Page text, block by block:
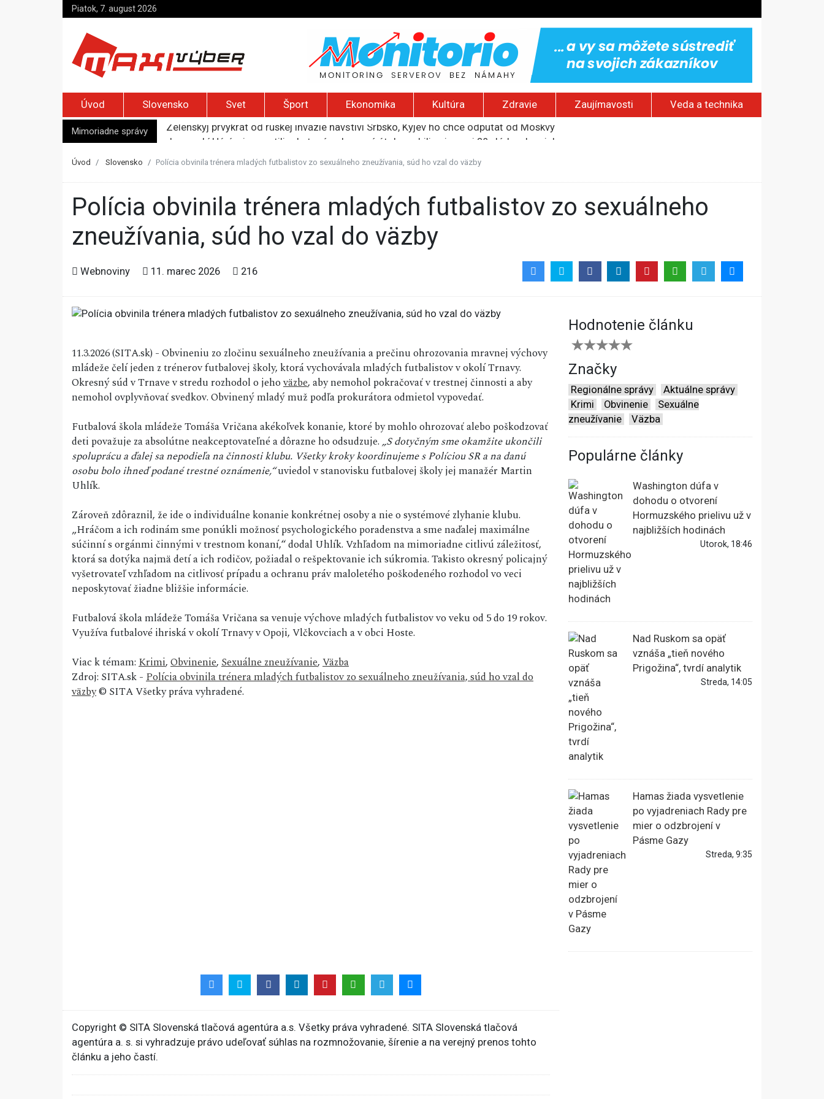
Piatok, 7. august 2026
Úvod Slovensko Svet Šport Ekonomika Kultúra Zdravie Zaujímavosti Veda a technika
Mimoriadne správy
Jemenskí Húsíovia spustili raketové a dronové útoky, zabili najmenej 38 vládnych vojakov
Irán pohrozil susedom, že „zhasne celý Perzský záliv“, pripravil zoznam cieľov
Úvod Slovensko Polícia obvinila trénera mladých futbalistov zo sexuálneho zneužívania, súd ho vzal do väzby
Polícia obvinila trénera mladých futbalistov zo sexuálneho
zneužívania, súd ho vzal do väzby
Webnoviny 11. marec 2026 216
11.3.2026 (SITA.sk) - Obvineniu zo zločinu sexuálneho zneužívania a prečinu ohrozovania mravnej výchovy
mládeže čelí jeden z trénerov futbalovej školy, ktorá vychovávala mladých futbalistov v okolí Trnavy.
Okresný súd v Trnave v stredu rozhodol o jehoväzbe, aby nemohol pokračovať v trestnej činnosti a aby
nemohol ovplyvňovať svedkov. Obvinený mladý muž podľa prokurátora odmietol vypovedať.
Futbalová škola mládeže Tomáša Vričana akékoľvek konanie, ktoré by mohlo ohrozovať alebo poškodzovať
deti považuje za absolútne neakceptovateľné a dôrazne ho odsudzuje.„S dotyčným sme okamžite ukončili
spoluprácu a ďalej sa nepodieľa na činnosti klubu. Všetky kroky koordinujeme s Políciou SR a na danú
osobu bolo ihneď podané trestné oznámenie,“uviedol v stanovisku futbalovej školy jej manažér Martin
Uhlík.
Zároveň zdôraznil, že ide o individuálne konanie konkrétnej osoby a nie o systémové zlyhanie klubu.
„Hráčom a ich rodinám sme ponúkli možnosť psychologického poradenstva a sme naďalej maximálne
súčinní s orgánmi činnými v trestnom konaní,“ dodal Uhlík. Vzhľadom na mimoriadne citlivú záležitosť,
ktorá sa dotýka najmä detí a ich rodičov, požiadal o rešpektovanie ich súkromia. Takisto okresný policajný
vyšetrovateľ vzhľadom na citlivosť prípadu a ochranu práv maloletého poškodeného rozhodol vo veci
neposkytovať žiadne bližšie informácie.
Futbalová škola mládeže Tomáša Vričana sa venuje výchove mladých futbalistov vo veku od 5 do 19 rokov.
Využíva futbalové ihriská v okolí Trnavy v Opoji, Vlčkovciach a v obci Hoste.
Viac k témam:Krimi,Obvinenie,Sexuálne zneužívanie,Väzba
Zdroj: SITA.sk -Polícia obvinila trénera mladých futbalistov zo sexuálneho zneužívania, súd ho vzal do
väzby© SITA Všetky práva vyhradené.
Hodnotenie článku
Značky
Regionálne správy
Aktuálne správy
Krimi
Obvinenie
Sexuálne
zneužívanie
Väzba
Populárne články
Washington dúfa v
dohodu o otvorení
Hormuzského prielivu už v
najbližších hodinách
Utorok, 18:46
Nad Ruskom sa opäť
vznáša „tieň nového
Prigožina“, tvrdí analytik
Streda, 14:05
Hamas žiada vysvetlenie
po vyjadreniach Rady pre
mier o odzbrojení v
Pásme Gazy
Streda, 9:35
Copyright © SITA Slovenská tlačová agentúra a.s. Všetky práva vyhradené. SITA Slovenská tlačová
agentúra a. s. si vyhradzuje právo udeľovať súhlas na rozmnožovanie, šírenie a na verejný prenos tohto
článku a jeho častí.